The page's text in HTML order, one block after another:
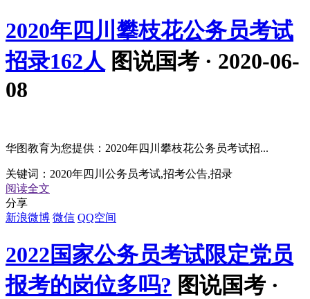
2020年四川攀枝花公务员考试
招录162人 图说国考 · 2020-06-
08
华图教育为您提供：2020年四川攀枝花公务员考试招...
关键词： 2020年四川公务员考试,招考公告,招录
阅读全文
分享
新浪微博 微信 QQ空间
2022国家公务员考试限定党员
报考的岗位多吗? 图说国考 ·